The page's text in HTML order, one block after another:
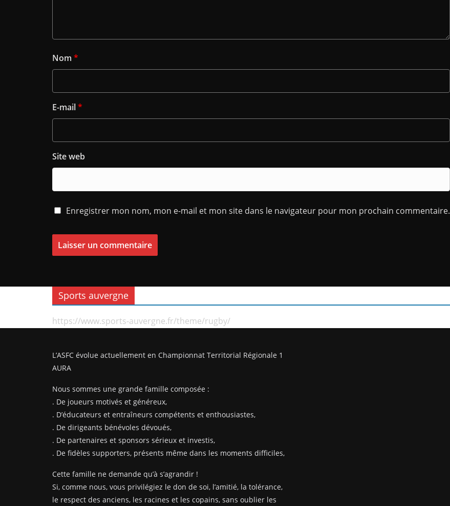
Nom *
E-mail*
Site web
Enregistrer mon nom, mon e-mail et mon site dans le navigateur pour mon prochain commentaire.
Sports auvergne
https://www.sports-auvergne.fr/theme/rugby/
L’ASFC évolue actuellement en Championnat Territorial Régionale 1
AURA
Nous sommes une grande famille composée :
. De joueurs motivés et généreux,
. D’éducateurs et entraîneurs compétents et enthousiastes,
. De dirigeants bénévoles dévoués,
. De partenaires et sponsors sérieux et investis,
. De fidèles supporters, présents même dans les moments difficiles,
Cette famille ne demande qu’à s’agrandir !
Si, comme nous, vous privilégiez le don de soi, l’amitié, la tolérance,
le respect des anciens, les racines et les copains, sans oublier les